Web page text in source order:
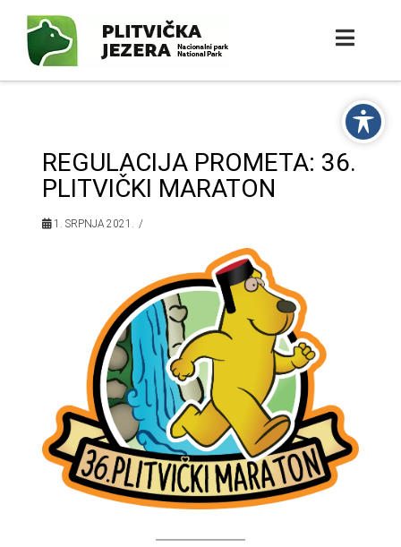
REGULACIJA PROMETA: 36.
PLITVIČKI MARATON
1. SRPNJA 2021.